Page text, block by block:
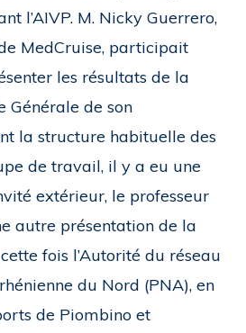
l’AIVP. M. Nicky Guerrero,
MedCruise, participait
les résultats de la
Générale de son
la structure habituelle des
de travail, il y a eu une
extérieur, le professeur
autre présentation de la
fois l’Autorité du réseau
du Nord (PNA), en
de Piombino et